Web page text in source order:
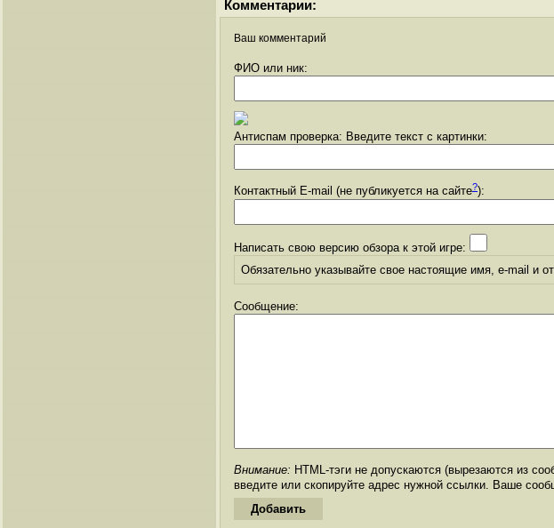
Комментарии:
Ваш комментарий
ФИО или ник:
Антиспам проверка: Введите текст с картинки:
Контактный E-mail (не публикуется на сайте?):
Написать свою версию обзора к этой игре:
Обязательно указывайте свое настоящие имя, e-mail и
Сообщение:
Внимание: HTML-тэги не допускаются (вырезаются из
введите или скопируйте адрес нужной ссылки. Ваше